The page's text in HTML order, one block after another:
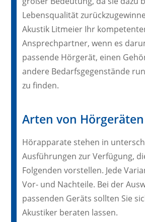
Lebensqualität
Akustik Litmeier Ihr
Ansprechpartner, wenn es
passende Hörgerät, einen
andere Bedarfsgegenstände
zu finden.
Arten von Hörgeräten
Hörapparate stehen in
Ausführungen zur Verfügung,
Folgenden vorstellen. Jede
Vor- und Nachteile. Bei der
passenden Geräts sollten Sie
Akustiker beraten lassen.